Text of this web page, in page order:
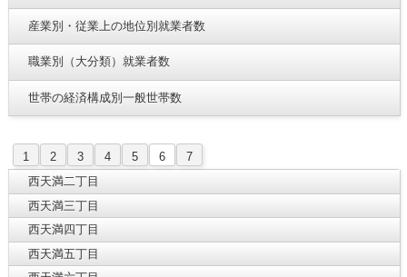
産業別・従業上の地位別就業者数
職業別（大分類）就業者数
世帯の経済構成別一般世帯数
1 2 3 4 5 6
7
西天満二丁目
西天満三丁目
西天満四丁目
西天満五丁目